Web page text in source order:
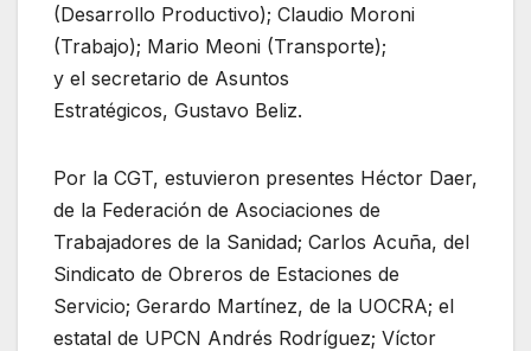
(Desarrollo Productivo); Claudio Moroni
(Trabajo); Mario Meoni (Transporte);
y el secretario de Asuntos
Estratégicos, Gustavo Beliz.
Por la CGT, estuvieron presentes Héctor Daer,
de la Federación de Asociaciones de
Trabajadores de la Sanidad; Carlos Acuña, del
Sindicato de Obreros de Estaciones de
Servicio; Gerardo Martínez, de la UOCRA; el
estatal de UPCN Andrés Rodríguez; Víctor